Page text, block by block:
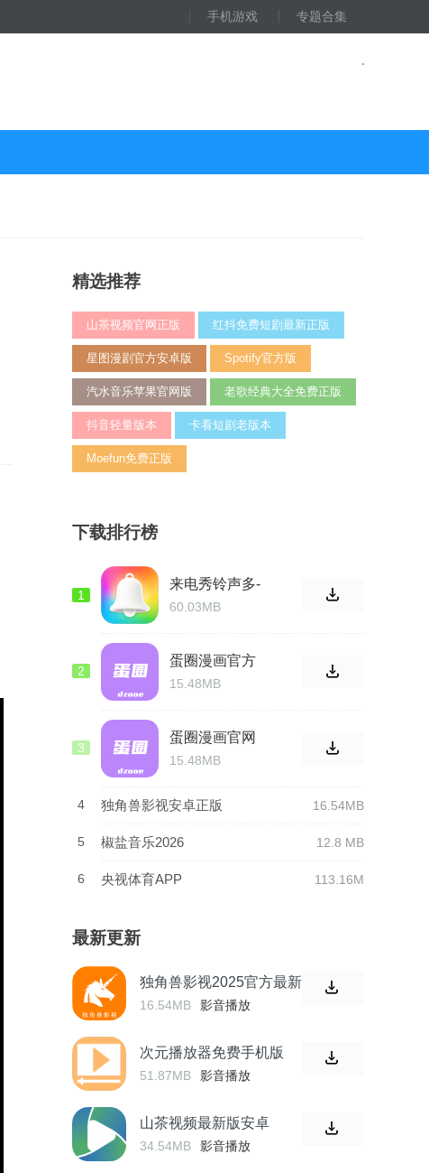
手机游戏 专题合集
精选推荐
山茶视频官网正版 红抖免费短剧最新正版
星图漫剧官方安卓版 Spotify官方版
汽水音乐苹果官网版 老歌经典大全免费正版
抖音轻量版本 卡看短剧老版本
Moefun免费正版
下载排行榜
1
来电秀铃声多-
免费版官方正
版
60.03MB
2
蛋圈漫画官方
免费
15.48MB
3
蛋圈漫画官网
版
15.48MB
4 独角兽影视安卓正版 16.54MB
5 椒盐音乐2026 12.8 MB
6 央视体育APP 113.16M
最新更新
独角兽影视2025官方最新
16.54MB 影音播放
次元播放器免费手机版
51.87MB 影音播放
山茶视频最新版安卓
34.54MB 影音播放